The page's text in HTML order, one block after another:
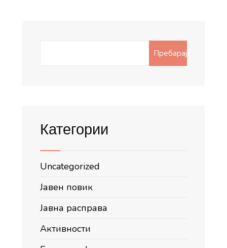
Пребарај
Категории
Uncategorized
Јавен повик
Јавна расправа
Активности